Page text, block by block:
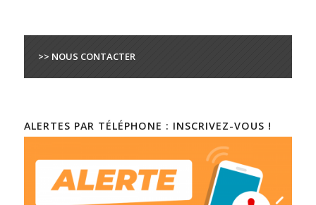
>> NOUS CONTACTER
ALERTES PAR TÉLÉPHONE : INSCRIVEZ-VOUS !